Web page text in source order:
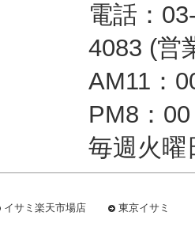
電話：
4083 (営
AM11：
PM8：
毎週火曜
イサミ楽天市場店 東京イサミ